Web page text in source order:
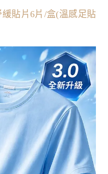
緩貼片6片/盒(溫感足貼